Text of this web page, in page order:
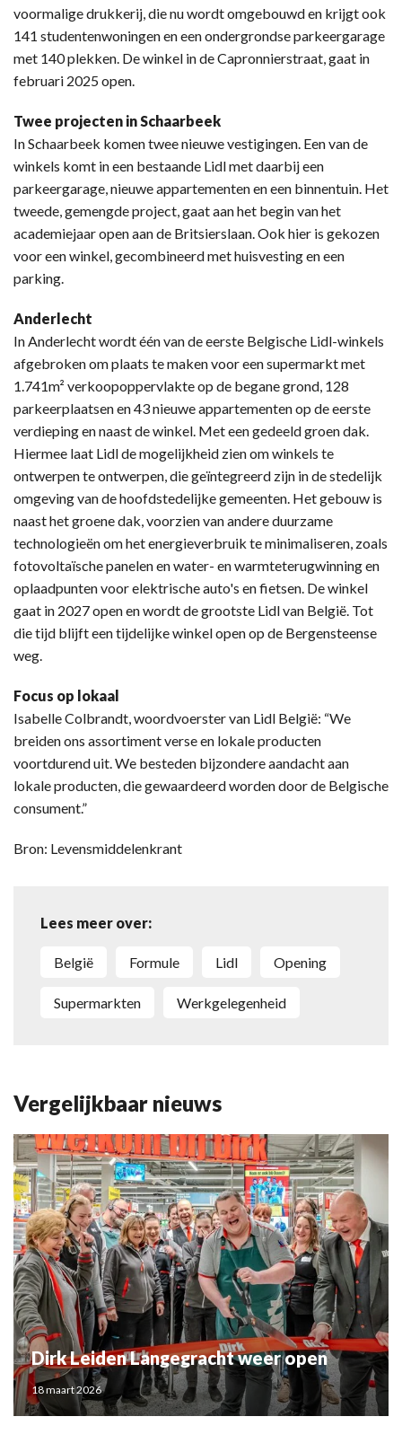
voormalige drukkerij, die nu wordt omgebouwd en krijgt ook
141 studentenwoningen en een ondergrondse parkeergarage
met 140 plekken. De winkel in de Capronnierstraat, gaat in
februari 2025 open.
Twee projecten in Schaarbeek
In Schaarbeek komen twee nieuwe vestigingen. Een van de
winkels komt in een bestaande Lidl met daarbij een
parkeergarage, nieuwe appartementen en een binnentuin. Het
tweede, gemengde project, gaat aan het begin van het
academiejaar open aan de Britsierslaan. Ook hier is gekozen
voor een winkel, gecombineerd met huisvesting en een
parking.
Anderlecht
In Anderlecht wordt één van de eerste Belgische Lidl-winkels
afgebroken om plaats te maken voor een supermarkt met
1.741m² verkoopoppervlakte op de begane grond, 128
parkeerplaatsen en 43 nieuwe appartementen op de eerste
verdieping en naast de winkel. Met een gedeeld groen dak.
Hiermee laat Lidl de mogelijkheid zien om winkels te
ontwerpen te ontwerpen, die geïntegreerd zijn in de stedelijk
omgeving van de hoofdstedelijke gemeenten. Het gebouw is
naast het groene dak, voorzien van andere duurzame
technologieën om het energieverbruik te minimaliseren, zoals
fotovoltaïsche panelen en water- en warmteterugwinning en
oplaadpunten voor elektrische auto's en fietsen. De winkel
gaat in 2027 open en wordt de grootste Lidl van België. Tot
die tijd blijft een tijdelijke winkel open op de Bergensteense
weg.
Focus op lokaal
Isabelle Colbrandt, woordvoerster van Lidl België: “We
breiden ons assortiment verse en lokale producten
voortdurend uit. We besteden bijzondere aandacht aan
lokale producten, die gewaardeerd worden door de Belgische
consument.”
Bron: Levensmiddelenkrant
Lees meer over:
België formule Lidl opening
supermarkten werkgelegenheid
Vergelijkbaar nieuws
Dirk Leiden Langegracht weer open
18 maart 2026